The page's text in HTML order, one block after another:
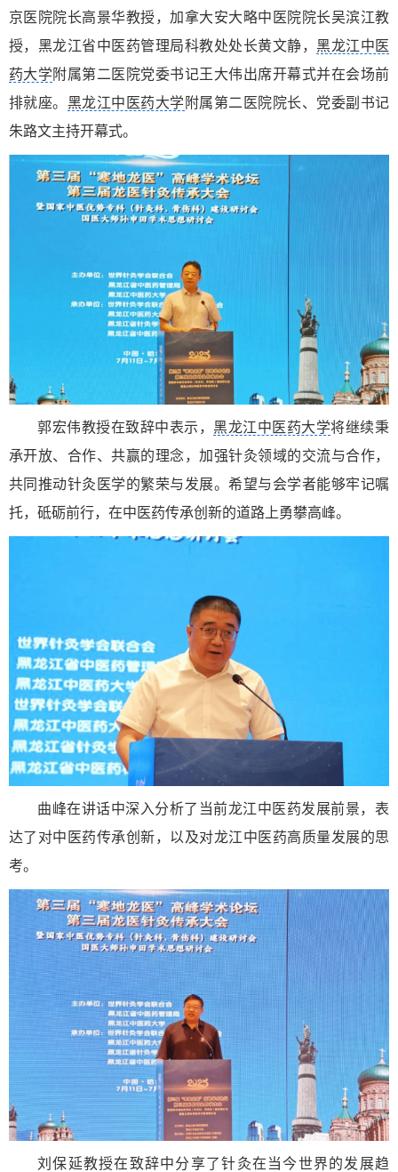
京医院院长高景华教授，加拿大安大略中医院院长吴滨江教
授，黑龙江省中医药管理局科教处处长黄文静，黑龙江中医
药大学附属第二医院党委书记王大伟出席开幕式并在会场前
排就座。 黑龙江中医药大学 附属第二医院院长、党委副书记
朱路文主持开幕式。
郭宏伟教授在致辞中表示，黑龙江中医药大学将继续秉
承开放、合作、共赢的理念，加强针灸领域的交流与合作，
共同推动针灸医学的繁荣与发展。希望与会学者能够牢记嘱
托，砥砺前行，在中医药传承创新的道路上勇攀高峰。
曲峰在讲话中深入分析了当前龙江中医药发展前景，表
达了对中医药传承创新，以及对龙江中医药高质量发展的思
考。
刘保延教授在致辞中分享了针灸在当今世界的发展趋